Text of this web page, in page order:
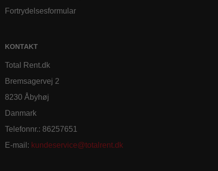
Fortrydelsesformular
KONTAKT
Total Rent.dk
Bremsagervej 2
8230 Åbyhøj
Danmark
Telefonnr.: 86257651
E-mail : kundeservice@totalrent.dk